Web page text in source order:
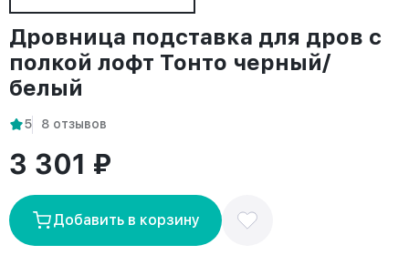
Дровница подставка для дров с
полкой лофт Тонто черный/
белый
5 8 отзывов
3 301 ₽
Добавить в корзину